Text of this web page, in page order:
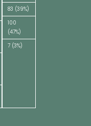
83 (39%)
100
(47%)
7 (3%)